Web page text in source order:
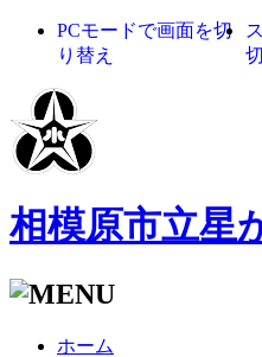
PCモードで画面を切
り替え
相模原市立星
ホーム